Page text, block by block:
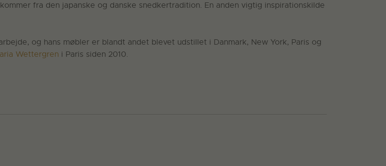
fra den japanske og danske snedkertradition. En anden vigtig inspirationskilde
og hans møbler er blandt andet blevet udstillet i Danmark, New York, Paris og
Wettergren i Paris siden 2010.